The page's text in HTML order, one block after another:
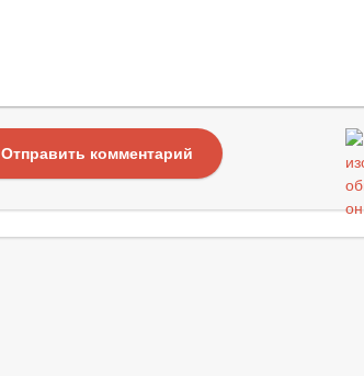
Отправить комментарий